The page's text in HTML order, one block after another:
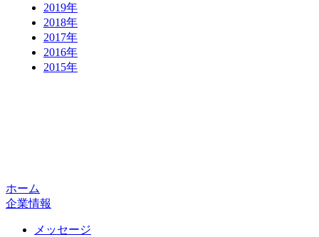
2019年
2018年
2017年
2016年
2015年
ホーム
企業情報
メッセージ